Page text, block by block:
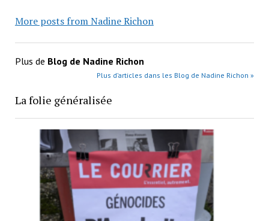
More posts from Nadine Richon
Plus de Blog de Nadine Richon
Plus d’articles dans les Blog de Nadine Richon »
La folie généralisée